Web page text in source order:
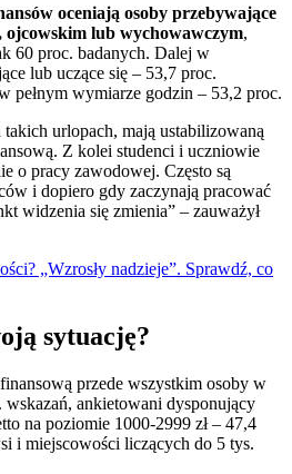
oceniają osoby przebywające
lub wychowawczym,
60 proc. badanych. Dalej w
lub uczące się – 53,7 proc.
pełnym wymiarze godzin – 53,2 proc.
takich urlopach, mają ustabilizowaną
Z kolei studenci i uczniowie
o pracy zawodowej. Często są
i dopiero gdy zaczynają pracować
widzenia się zmienia” – zauważył
„Wzrosły nadzieje”. Sprawdź, co
sytuację?
przede wszystkim osoby w
ankietowani dysponujący
na poziomie 1000-2999 zł – 47,4
i miejscowości liczących do 5 tys.